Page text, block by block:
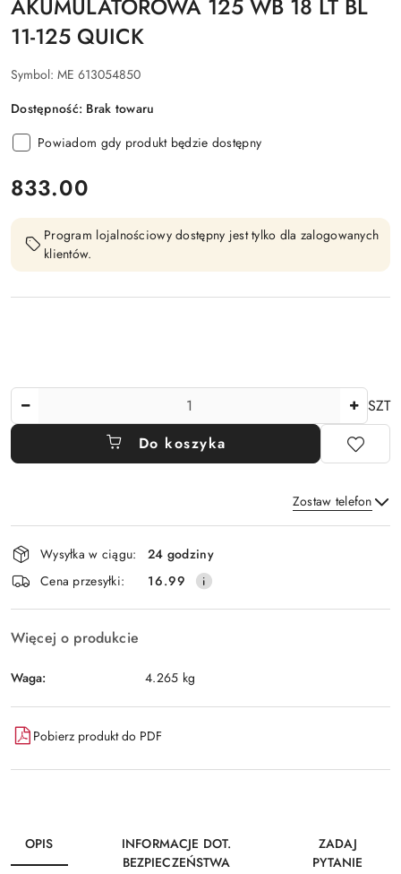
AKUMULATOROWA 125 WB 18 LT BL
11-125 QUICK
Symbol: ME 613054850
Dostępność: Brak towaru
Powiadom gdy produkt będzie dostępny
cena:
833.00
Program lojalnościowy dostępny jest tylko dla zalogowanych
klientów.
SZT
Do koszyka
Zostaw telefon
Wyślij
Dostępność
i
dostawa
Wysyłka w ciągu:
24 godziny
Cena przesyłki:
16.99
Więcej o produkcie
Waga: 4.265 kg
Pobierz produkt do PDF
OPIS
INFORMACJE DOT.
BEZPIECZEŃSTWA
ZADAJ
PYTANIE